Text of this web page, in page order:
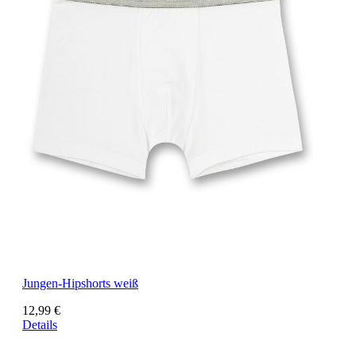
Jungen-Hipshorts weiß
12,99 €
Details